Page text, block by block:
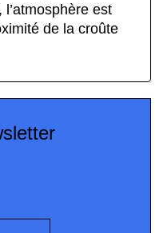
l’atmosphère est
de la croûte